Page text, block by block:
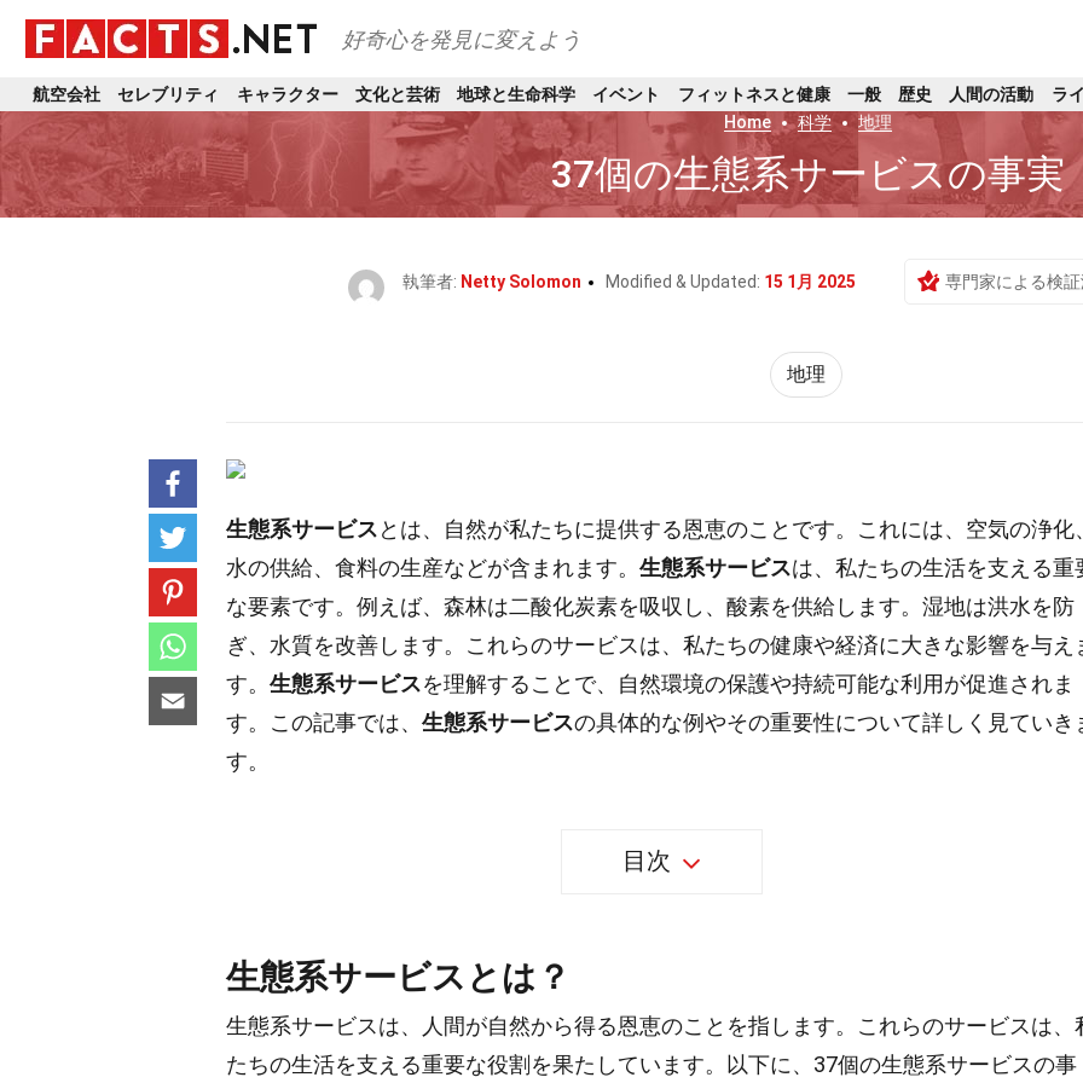
好奇心を発見に変えよう
航空会社 セレブリティ キャラクター 文化と芸術 地球と生命科学 イベント フィットネスと健康 一般 歴史 人間の活動 ラ
Home
科学 地理
37個の生態系サービスの事実
執筆者: Netty Solomon Modified & Updated: 15 1月 2025 専門家による検
地理
生態系サービスとは、自然が私たちに提供する恩恵のことです。これには、空気の浄化、
水の供給、食料の生産などが含まれます。 生態系サービスは、私たちの生活を支える重
な要素です。例えば、森林は二酸化炭素を吸収し、酸素を供給します。湿地は洪水を防
ぎ、水質を改善します。これらのサービスは、私たちの健康や経済に大きな影響を与え
す。 生態系サービスを理解することで、自然環境の保護や持続可能な利用が促進されま
す。この記事では、 生態系サービスの具体的な例やその重要性について詳しく見ていき
す。
目次
生態系サービスとは？
生態系サービスは、人間が自然から得る恩恵のことを指します。これらのサービスは、
たちの生活を支える重要な役割を果たしています。以下に、37個の生態系サービスの事